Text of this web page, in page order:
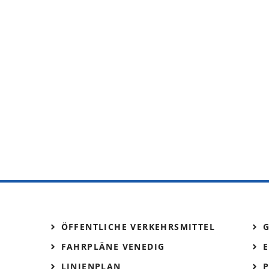
ÖFFENTLICHE VERKEHRSMITTEL
FAHRPLÄNE VENEDIG
LINIENPLAN